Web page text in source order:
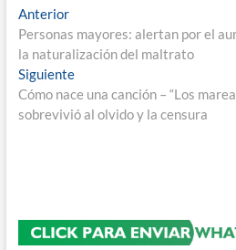
Navegación
de
entradas
AnteriorEntrada
anterior:
Personas mayores: alertan por el
la naturalización del maltrato
SiguienteEntrada
siguiente:
Cómo nace una canción – “Los
sobrevivió al olvido y la censura